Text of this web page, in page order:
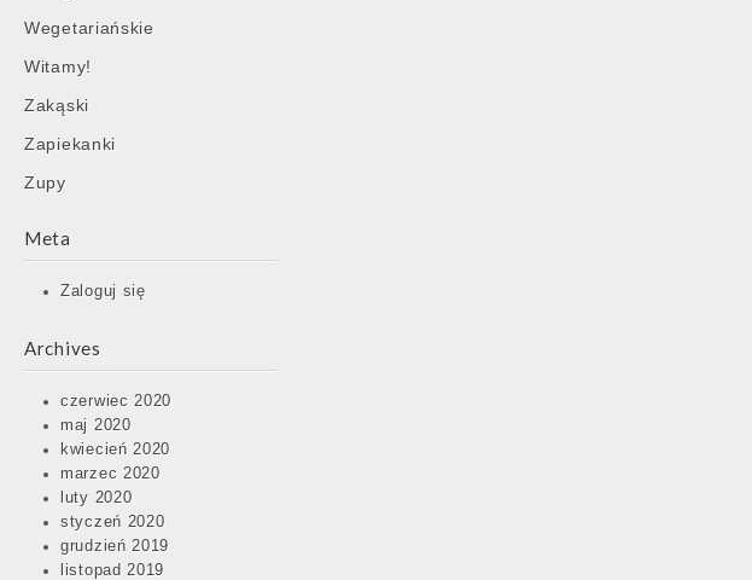
Wegetariańskie
Witamy!
Zakąski
Zapiekanki
Zupy
Meta
Zaloguj się
Archives
czerwiec 2020
maj 2020
kwiecień 2020
marzec 2020
luty 2020
styczeń 2020
grudzień 2019
listopad 2019